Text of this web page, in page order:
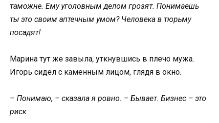
таможне. Ему уголовным делом грозят. Понимаешь
ты это своим аптечным умом? Человека в тюрьму
посадят!
Марина тут же завыла, уткнувшись в плечо мужа.
Игорь сидел с каменным лицом, глядя в окно.
– Понимаю, – сказала я ровно. – Бывает. Бизнес – это
риск.